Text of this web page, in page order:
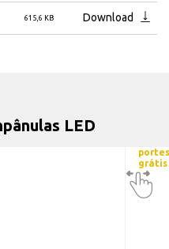
615,6 KB Download
LED
portes
grátis